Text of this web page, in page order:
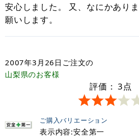
安心しました。 又、なにかあり
願いします。
2007年3月26日 ご注文の
山梨県のお客様
評価： 3点
ご購入バリエーション
表示内容:安全第一